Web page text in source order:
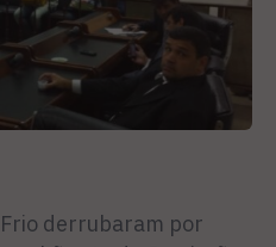
derrubaram por